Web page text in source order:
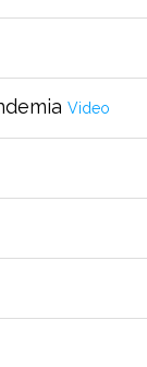
Video